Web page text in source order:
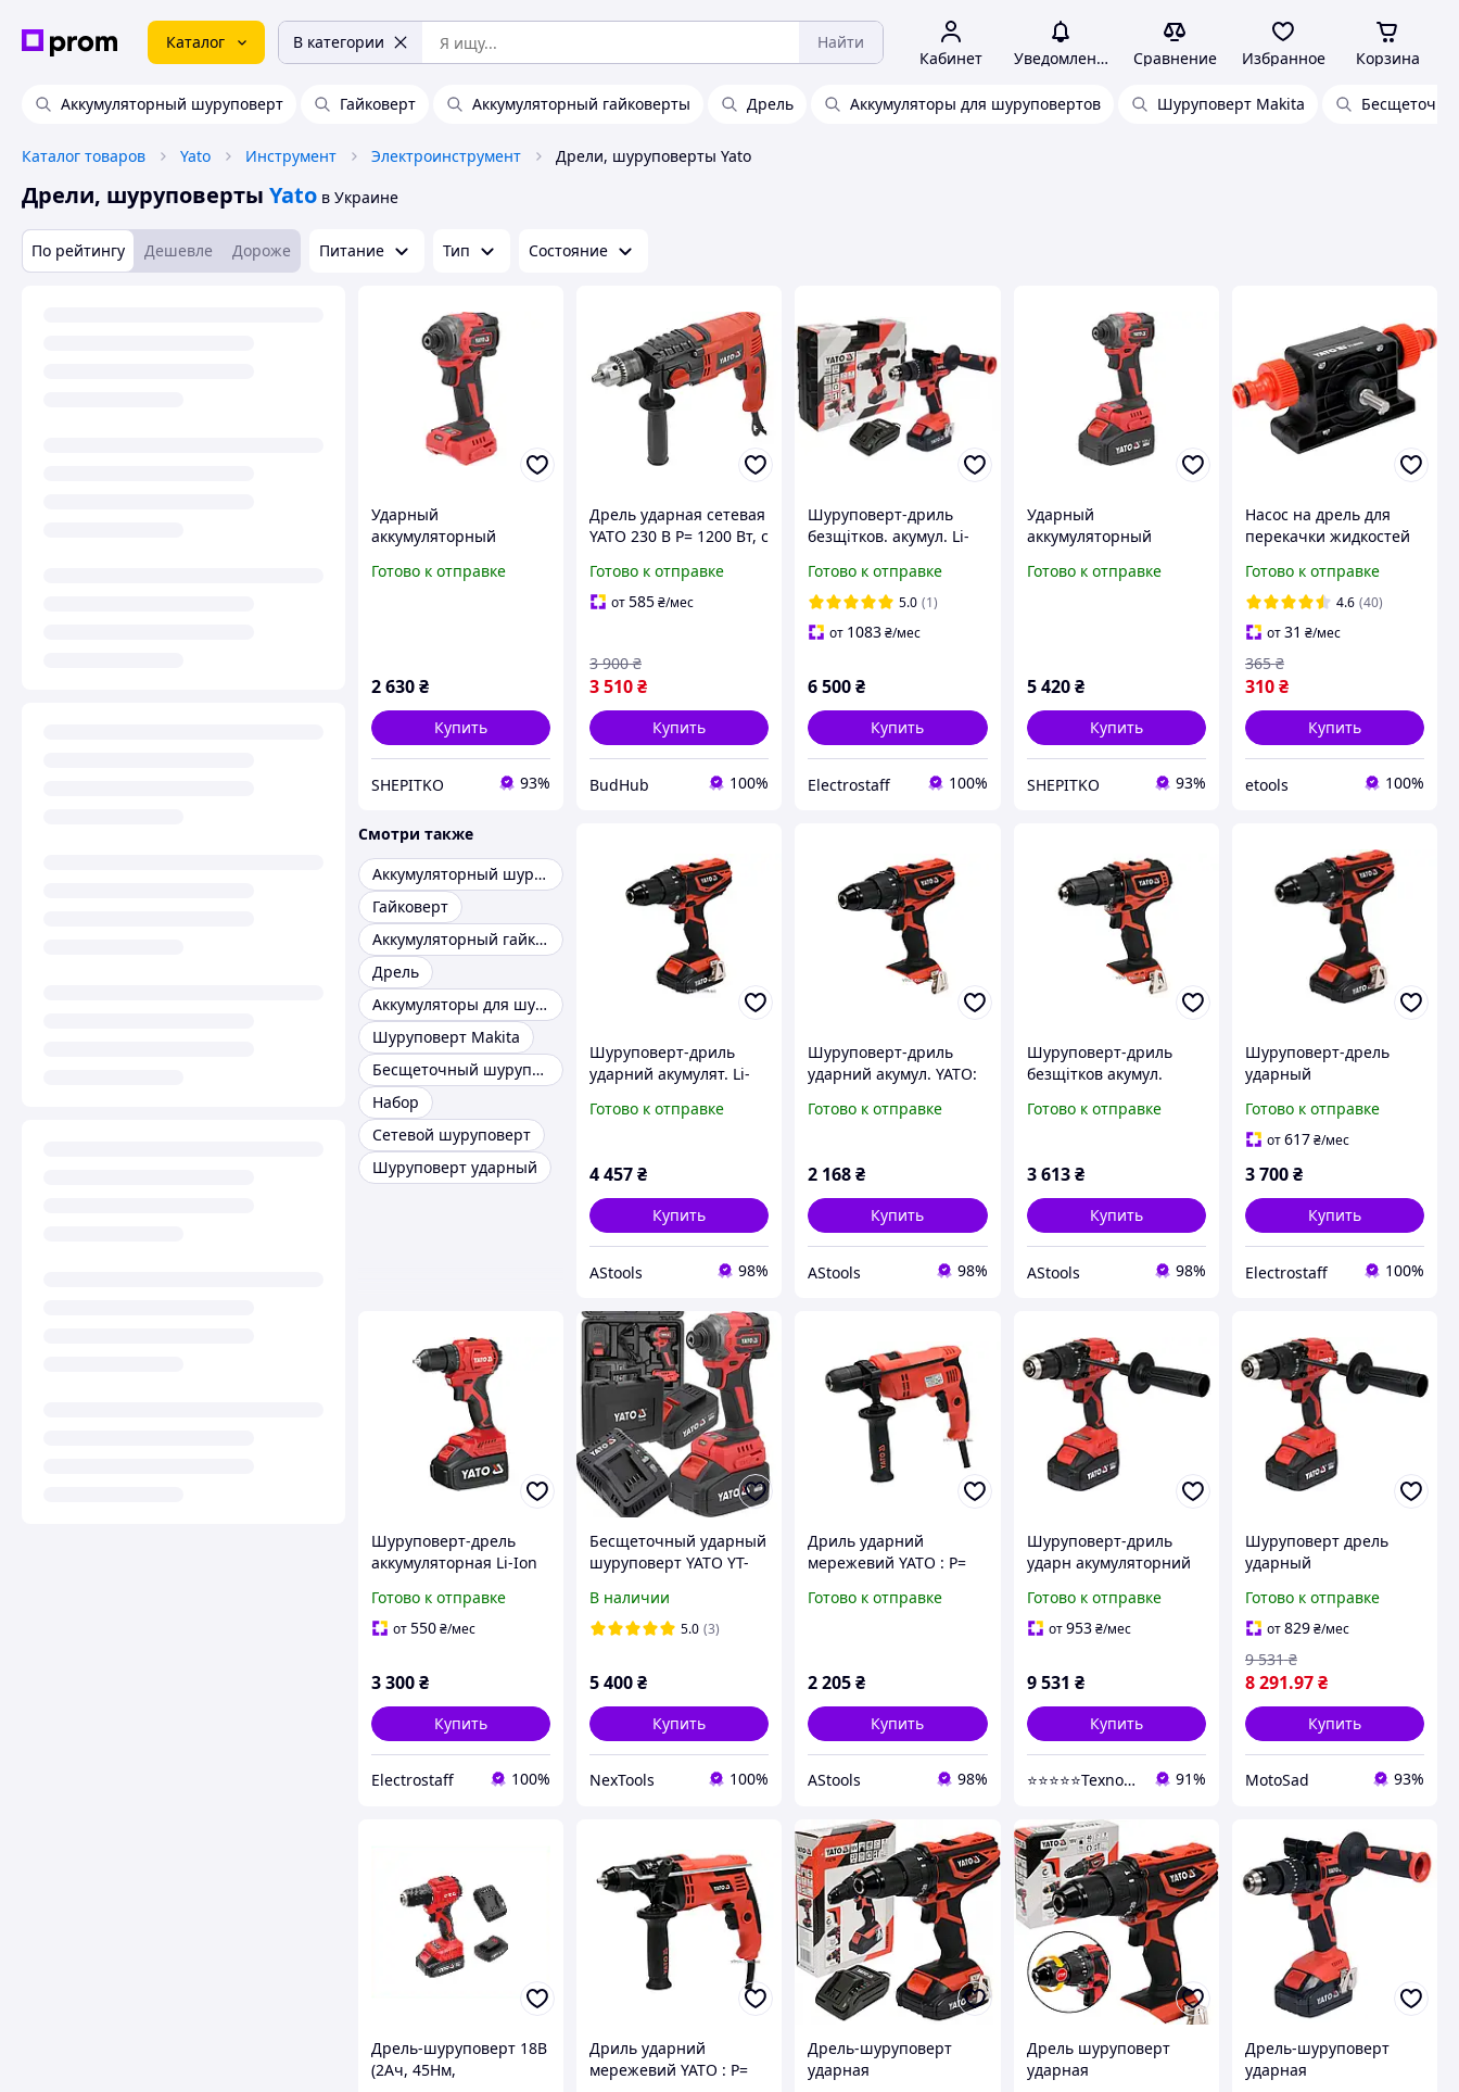
Каталог В категории Найти
Кабинет Уведомления Сравнение Избранное Корзина
Аккумуляторный шуруповерт Гайковерт Аккумуляторный гайковерты Дрель Аккумуляторы для шуруповертов Шуруповерт Makita
Каталог товаров Yato Инструмент Электроинструмент Дрели, шуруповерты Yato
Дрели, шуруповерты Yato в Украине
По рейтингу Дешевле Дороже Питание Тип Состояние
Ударный
аккумуляторный
труднодоступных мест
Готово к отправке
2 630₴
Купить
SHEPITKO 93%
Дрель ударная сетевая
YATO 230 B P= 1200 Вт, с
металлическим
патроном для сверл Ø
Готово к отправке
от585₴/мес
3 510₴
3 900 ₴
Купить
BudHub 100%
Шуруповерт-дриль
безщітков. акумул. Li-
3АГод, крутн.мом.- 75
Нм, патр Ø=1.5-13 мм
Готово к отправке
5.0 (1)
от 1083₴/мес
6 500₴
Купить
Electrostaff 100%
Ударный
аккумуляторный
труднодоступных мест
Готово к отправке
5 420 ₴
Купить
SHEPITKO 93%
Насос на дрель для
перекачки жидкостей
Готово к отправке
4.6 (40)
от31 ₴/мес
310₴
365 ₴
Купить
etools 100%
Смотри также
Аккумуляторный шуруповерт
Гайковерт
Аккумуляторный гайковерты
Дрель
Аккумуляторы для шуруповертов
Шуруповерт Makita
Бесщеточный шуруповерт
Набор
Сетевой шуруповерт
Шуруповерт ударный
Шуруповерт-дриль
ударний акумулят. Li-
крутн.мом.- 40 Нм, 2
Готово к отправке
4 457₴
Купить
AStools 98%
Шуруповерт-дриль
ударний акумул. YATO:
патрон Ø 13 мм (БЕЗ
Готово к отправке
2 168₴
Купить
AStools 98%
Шуруповерт-дриль
безщітков акумул.
42Нм, патрон Ø 13 мм
Готово к отправке
3 613 ₴
Купить
AStools 98%
Шуруповерт-дрель
ударный
Li-Ion 18 В 2 Ач 40 Нм
Готово к отправке
от617₴/мес
3 700₴
Купить
Electrostaff 100%
Шуруповерт-дрель
аккумуляторная Li-Ion
крутн.мом.- 45 Нм, 2
Агод, патрон Ø 13 мм
Готово к отправке
от550₴/мес
3 300₴
Купить
Electrostaff 100%
Бесщеточный ударный
шуруповерт YATO YT-
В наличии
5.0 (3)
5 400₴
Купить
NexTools 100%
Дриль ударний
мережевий YATO : P=
патрон Ø 13 мм [5/120]
Готово к отправке
2 205₴
Купить
AStools 98%
Шуруповерт-дриль
ударн акумуляторний
120 Нм, патрон для
сверл Ø 13 мм
Готово к отправке
от953 ₴/мес
9 531 ₴
Купить
⭐️⭐️⭐️⭐️⭐️TexnoSad 91%
Шуруповерт дрель
ударный
18 В 120 Нм YT-8277915
Готово к отправке
от829₴/мес
8 291.97₴
9 531 ₴
Купить
MotoSad 93%
Дрель-шуруповерт 18В
(2Ач, 45Нм,
Дриль ударний
мережевий YATO : P=
Дрель-шуруповерт
ударная
Дрель шуруповерт
ударная
Дрель-шуруповерт
ударная